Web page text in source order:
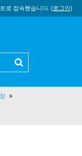
로 접속했습니다. (로그인)